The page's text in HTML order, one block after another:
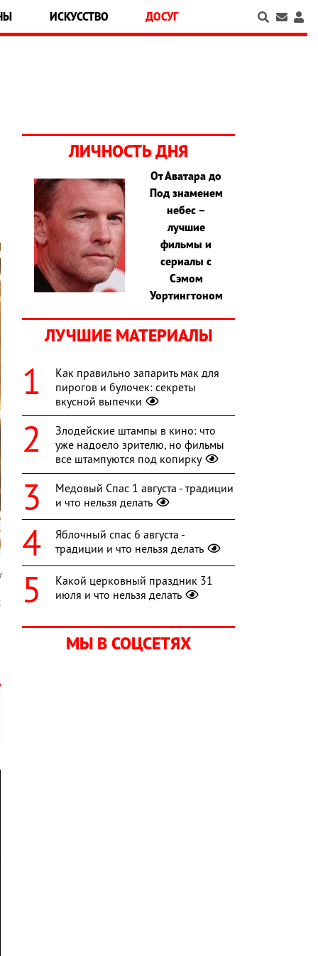
ИСКУССТВО ДОСУГ
ЛИЧНОСТЬ ДНЯ
От Аватара до
Под знаменем
небес –
лучшие
фильмы и
сериалы с
Сэмом
Уортингтоном
ЛУЧШИЕ МАТЕРИАЛЫ
Как правильно запарить мак для
пирогов и булочек: секреты
вкусной выпечки
Злодейские штампы в кино: что
уже надоело зрителю, но фильмы
все штампуются под копирку
Медовый Спас 1 августа - традиции
и что нельзя делать
Яблочный спас 6 августа -
традиции и что нельзя делать
Какой церковный праздник 31
июля и что нельзя делать
МЫ В СОЦСЕТЯХ